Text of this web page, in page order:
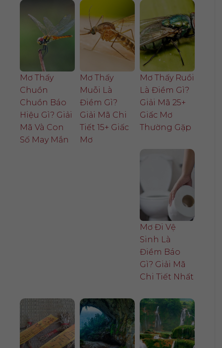
Mơ Thấy
Chuồn
Chuồn Báo
Hiệu Gì? Giải
Mã Và Con
Số May Mắn
Mơ Thấy
Muỗi Là
Điềm Gì?
Giải Mã Chi
Tiết 15+ Giấc
Mơ
Mơ Thấy Ruồi
Là Điềm Gì?
Giải Mã 25+
Giấc Mơ
Thường Gặp
Mơ Đi Vệ
Sinh Là
Điềm Báo
Gì? Giải Mã
Chi Tiết Nhất